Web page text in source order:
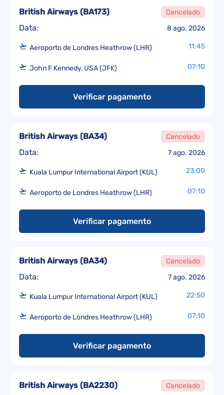
Data: 8 ago. 2026
British Airways (BA173) Cancelado
Aeroporto de Londres Heathrow (LHR) 11:45
John F Kennedy, USA (JFK) 07:10
Verificar pagamento
Data: 7 ago. 2026
British Airways (BA34) Cancelado
Kuala Lumpur International Airport (KUL) 23:00
Aeroporto de Londres Heathrow (LHR) 07:10
Verificar pagamento
Data: 7 ago. 2026
British Airways (BA34) Cancelado
Kuala Lumpur International Airport (KUL) 22:50
Aeroporto de Londres Heathrow (LHR) 07:10
Verificar pagamento
British Airways (BA2230) Cancelado